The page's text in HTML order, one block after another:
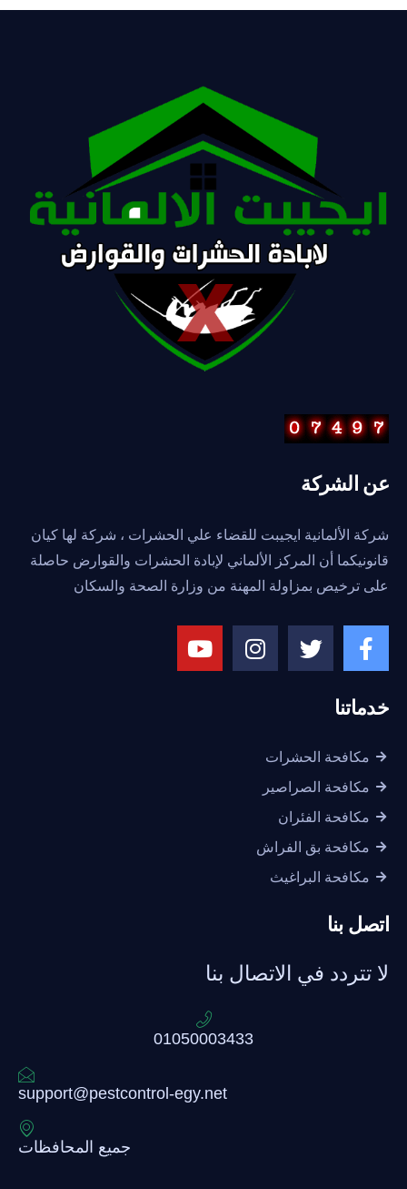
عن الشركة
شركة الألمانية ايجيبت للقضاء علي الحشرات ، شركة لها كيان
قانونيكما أن المركز الألماني لإبادة الحشرات والقوارض حاصلة
على ترخيص بمزاولة المهنة من وزارة الصحة والسكان
خدماتنا
مكافحة الحشرات
مكافحة الصراصير
مكافحة الفئران
مكافحة بق الفراش
مكافحة البراغيث
اتصل بنا
لا تتردد في الاتصال بنا
01050003433
support@pestcontrol-egy.net
جميع المحافظات